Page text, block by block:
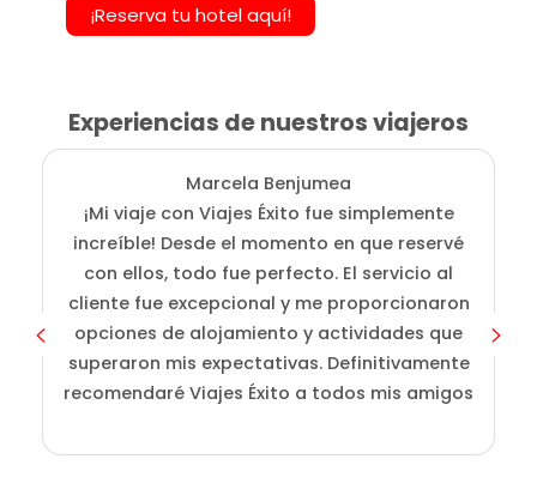
¡Reserva tu hotel aquí!
Experiencias de nuestros viajeros
Marcela Benjumea
¡Mi viaje con Viajes Éxito fue simplemente
increíble! Desde el momento en que reservé
con ellos, todo fue perfecto. El servicio al
cliente fue excepcional y me proporcionaron
opciones de alojamiento y actividades que
superaron mis expectativas. Definitivamente
recomendaré Viajes Éxito a todos mis amigos